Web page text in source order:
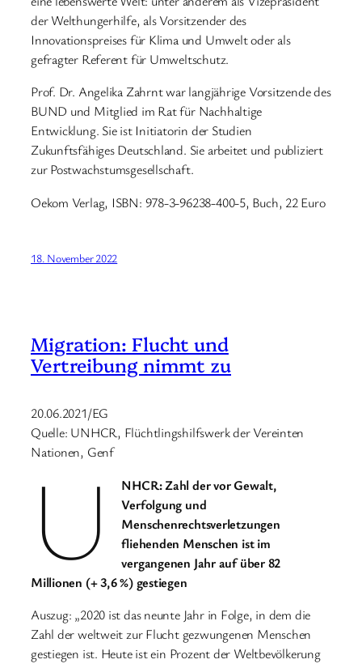
der Welthungerhilfe, als Vorsitzender des
Innovationspreises für Klima und Umwelt oder als
gefragter Referent für Umweltschutz.
Prof. Dr. Angelika Zahrnt war langjährige Vorsitzende des
BUND und Mitglied im Rat für Nachhaltige
Entwicklung. Sie ist Initiatorin der Studien
Zukunftsfähiges Deutschland. Sie arbeitet und publiziert
zur Postwachstumsgesellschaft.
Oekom Verlag, ISBN: 978-3-96238-400-5, Buch, 22 Euro
18. November 2022
Migration: Flucht und
Vertreibung nimmt zu
20.06.2021/EG
Quelle: UNHCR, Flüchtlingshilfswerk der Vereinten
Nationen, Genf
U
NHCR: Zahl der vor Gewalt,
Verfolgung und
Menschenrechtsverletzungen
fliehenden Menschen ist im
vergangenen Jahr auf über 82
Millionen (+ 3,6 %) gestiegen
Auszug: „2020 ist das neunte Jahr in Folge, in dem die
Zahl der weltweit zur Flucht gezwungenen Menschen
gestiegen ist. Heute ist ein Prozent der Weltbevölkerung